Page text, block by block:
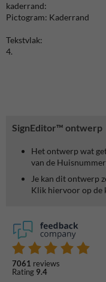
SignEditor™ ontwerp
Het ontwerp wat
van de
Je kan dit ontwerp
Klik hiervoor op de
7061 reviews
Rating 9.4
kaderrand:
Pictogram: Kaderrand
Tekstvlak:
4.